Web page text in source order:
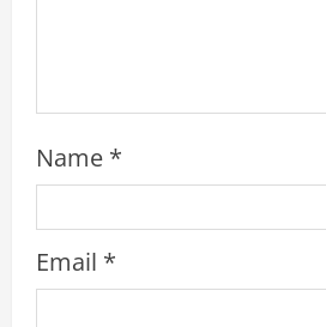
Name *
Email *